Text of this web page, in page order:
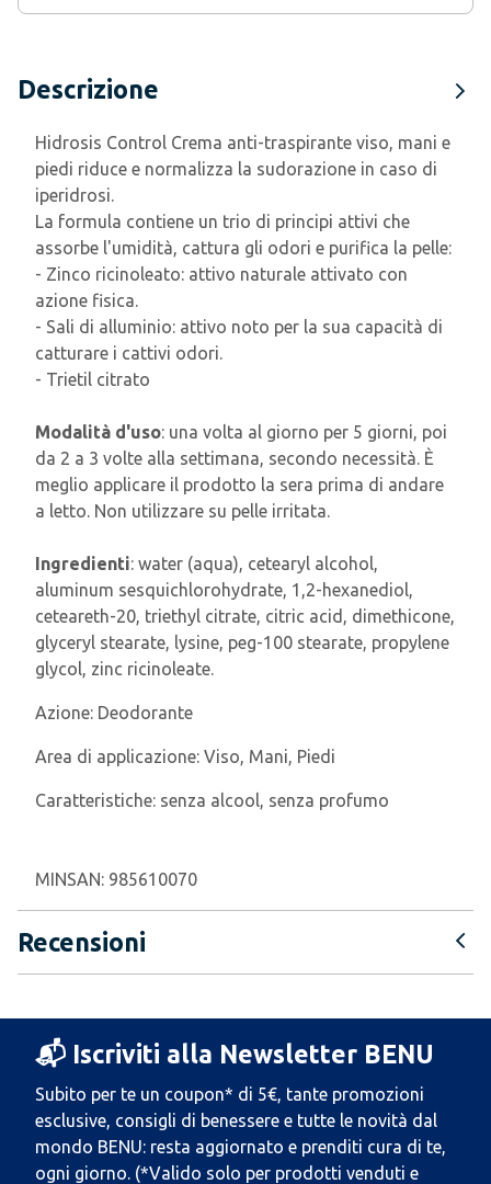
Descrizione
Hidrosis Control Crema anti-traspirante viso, mani e
piedi riduce e normalizza la sudorazione in caso di
iperidrosi.
La formula contiene un trio di principi attivi che
assorbe l'umidità, cattura gli odori e purifica la pelle:
- Zinco ricinoleato: attivo naturale attivato con
azione fisica.
- Sali di alluminio: attivo noto per la sua capacità di
catturare i cattivi odori.
- Trietil citrato
Modalità d'uso: una volta al giorno per 5 giorni, poi
da 2 a 3 volte alla settimana, secondo necessità. È
meglio applicare il prodotto la sera prima di andare
a letto. Non utilizzare su pelle irritata.
Ingredienti: water (aqua), cetearyl alcohol,
aluminum sesquichlorohydrate, 1,2-hexanediol,
ceteareth-20, triethyl citrate, citric acid, dimethicone,
glyceryl stearate, lysine, peg-100 stearate, propylene
glycol, zinc ricinoleate.
Azione: Deodorante
Area di applicazione: Viso, Mani, Piedi
Caratteristiche: senza alcool, senza profumo
MINSAN: 985610070
Recensioni
📬 Iscriviti alla Newsletter BENU
Subito per te un coupon* di 5€, tante promozioni
esclusive, consigli di benessere e tutte le novità dal
mondo BENU: resta aggiornato e prenditi cura di te,
ogni giorno. (*Valido solo per prodotti venduti e